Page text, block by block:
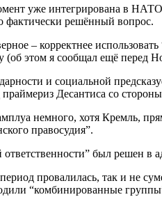
уже интегрирована в
фактически решённый вопрос.
– корректнее
(об этом я сообщал ещё перед
и социальной
Десантиса со
немного, хотя Кремль,
правосудия”.
был решен в
провалилась, так и не
“комбинированные